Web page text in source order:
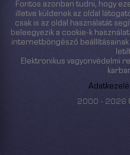
Fontos azonban tudni, hogy
illetve küldenek az oldal
csak is az oldal használatát
beleegyezik a cookie-k
internetböngésző
Elektronikus vagyonvédelmi
2000 - 2026